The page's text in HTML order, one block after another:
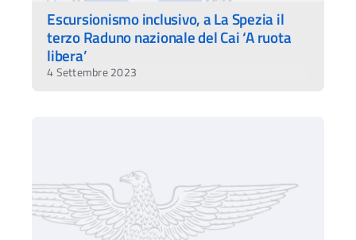
Escursionismo inclusivo, a La Spezia il
terzo Raduno nazionale del Cai ‘A ruota
libera’
4 Settembre 2023